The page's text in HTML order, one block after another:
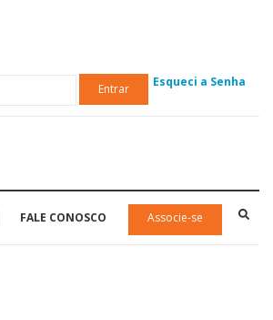
Entrar Esqueci a Senha
FALE CONOSCO Associe-se